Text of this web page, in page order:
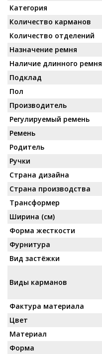
Категория
Количество карманов
Количество отделений
Назначение ремня
Наличие длинного ремня
Подклад
Пол
Производитель
Регулируемый ремень
Ремень
Родитель
Ручки
Страна дизайна
Страна производства
Трансформер
Ширина (см)
Форма жесткости
Фурнитура
Вид застёжки
Виды карманов
Фактура материала
Цвет
Материал
Форма